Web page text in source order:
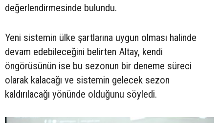
değerlendirmesinde bulundu.
Yeni sistemin ülke şartlarına uygun olması halinde
devam edebileceğini belirten Altay, kendi
öngörüsünün ise bu sezonun bir deneme süreci
olarak kalacağı ve sistemin gelecek sezon
kaldırılacağı yönünde olduğunu söyledi.